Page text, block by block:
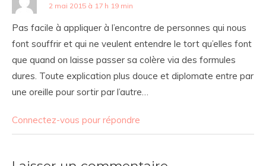
2 mai 2015 à 17 h 19 min
Pas facile à appliquer à l’encontre de personnes qui nous
font souffrir et qui ne veulent entendre le tort qu’elles font
que quand on laisse passer sa colère via des formules
dures. Toute explication plus douce et diplomate entre par
une oreille pour sortir par l’autre…
Connectez-vous pour répondre